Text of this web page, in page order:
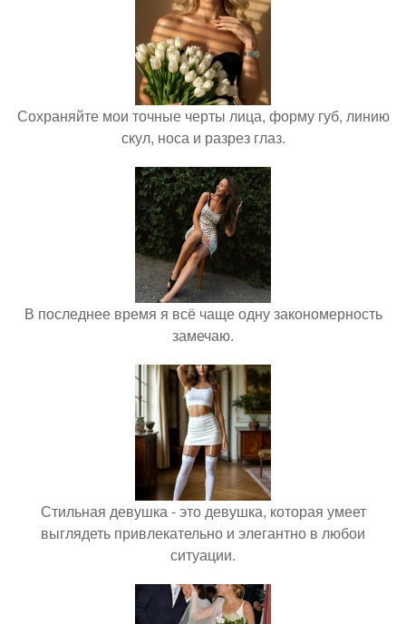
Сохраняйте мои точные черты лица, форму губ, линию
скул, носа и разрез глаз.
В последнее время я всё чаще одну закономерность
замечаю.
Стильная девушка - это девушка, которая умеет
выглядеть привлекательно и элегантно в любои
ситуации.